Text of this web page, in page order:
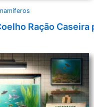
Ração Caseira